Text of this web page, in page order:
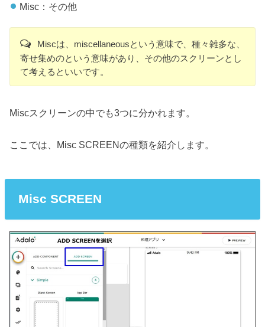
Misc：その他
Miscは、miscellaneousという意味で、種々雑多な、
寄せ集めのという意味があり、その他のスクリーンとし
て考えるといいです。
Miscスクリーンの中でも3つに分かれます。
ここでは、Misc SCREENの種類を紹介します。
Misc SCREEN